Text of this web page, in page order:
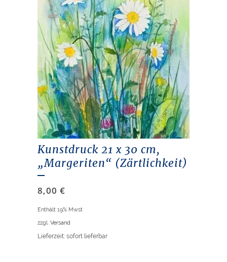
Kunstdruck 21 x 30 cm,
„Margeriten“ (Zärtlichkeit)
8,00 €
Enthält 19% Mwst
zzgl. Versand
Lieferzeit: sofort lieferbar